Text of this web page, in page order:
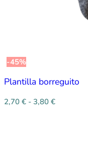
-45%
Plantilla borreguito
2,70 € - 3,80 €